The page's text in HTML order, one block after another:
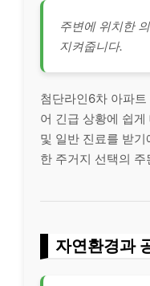
주변에 위치한
지켜줍니다.
첨단라인6차 아파
어 긴급 상황에 쉽
및 일반 진료를 받
한 주거지 선택의
자연환경과